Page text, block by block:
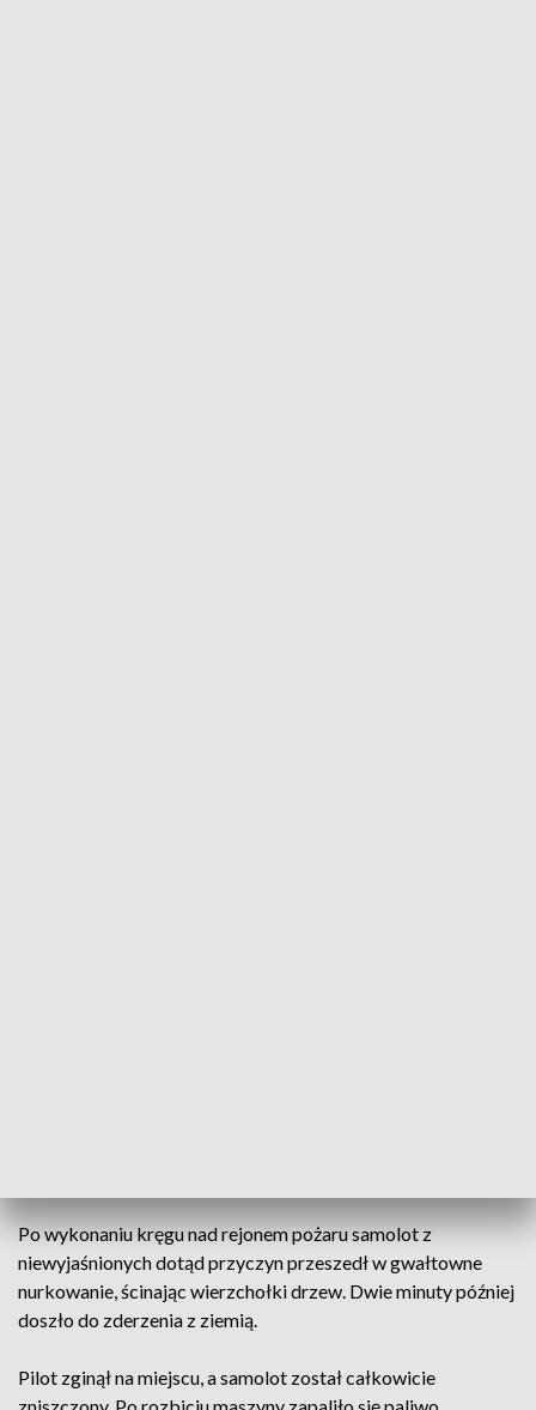
Po wykonaniu kręgu nad rejonem pożaru samolot z
niewyjaśnionych dotąd przyczyn przeszedł w gwałtowne
nurkowanie, ścinając wierzchołki drzew. Dwie minuty później
doszło do zderzenia z ziemią.
Pilot zginął na miejscu, a samolot został całkowicie